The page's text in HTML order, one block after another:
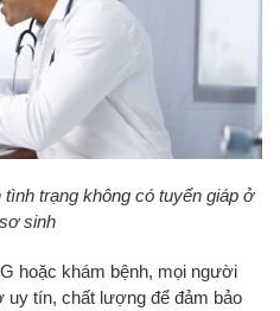
trạng không có tuyến giáp ở
sinh
hoặc khám bệnh, mọi người
tín, chất lượng để đảm bảo